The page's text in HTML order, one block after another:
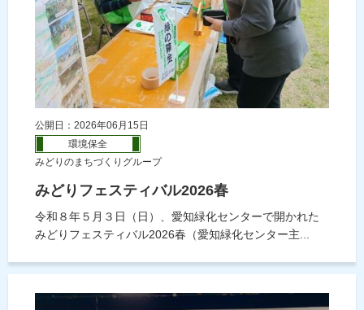
公開日：2026年06月15日
環境保全
みどりのまちづくりグループ
みどりフェスティバル2026春
令和８年５月３日（日）、愛知緑化センターで開かれた
みどりフェスティバル2026春（愛知緑化センター主...